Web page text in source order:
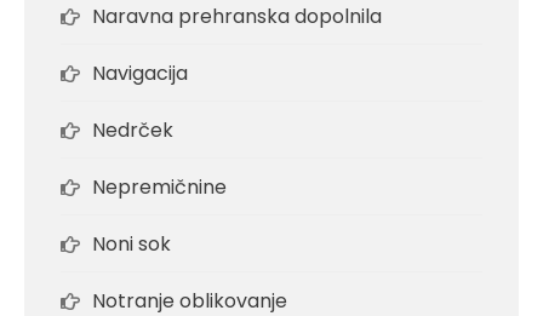
Naravna prehranska dopolnila
Navigacija
Nedrček
Nepremičnine
Noni sok
Notranje oblikovanje